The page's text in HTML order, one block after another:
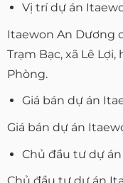
Vị trí dự án
Itaewon An Dương
Trạm Bạc, xã Lê
Phòng.
Giá bán dự án
Giá bán dự án
Chủ đầu tư dự